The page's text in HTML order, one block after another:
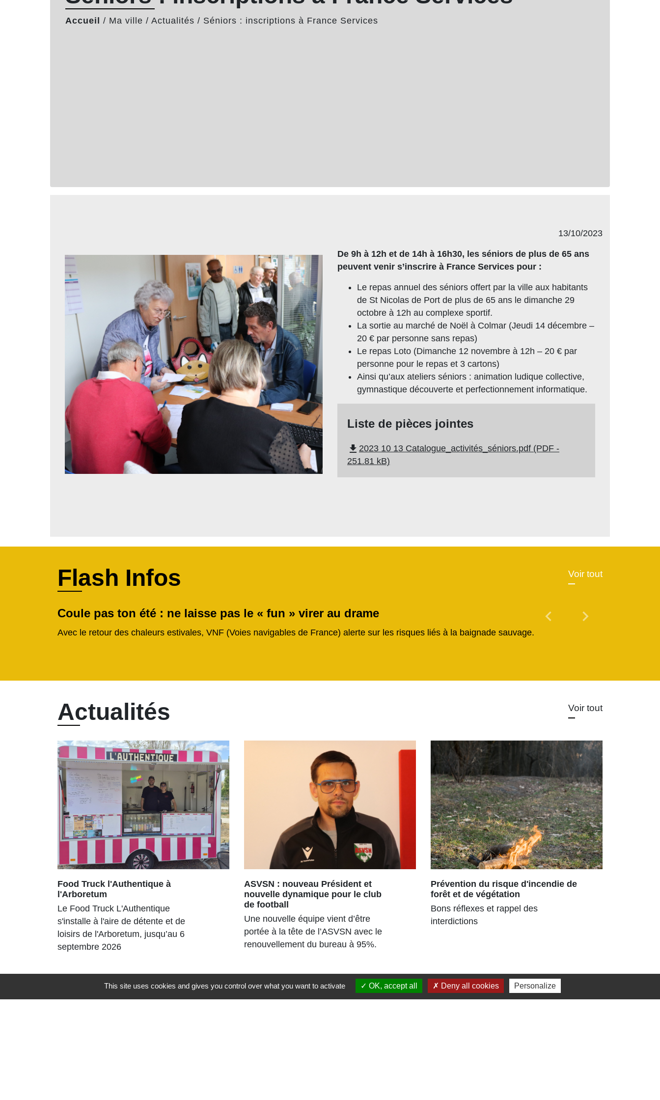
Accueil / Ma ville / Actualités / Séniors : inscriptions à France Services
13/10/2023
De 9h à 12h et de 14h à 16h30, les séniors de plus de 65 ans
peuvent venir s’inscrire à France Services pour :
Le repas annuel des séniors offert par la ville aux habitants
de St Nicolas de Port de plus de 65 ans le dimanche 29
octobre à 12h au complexe sportif.
La sortie au marché de Noël à Colmar (Jeudi 14 décembre –
20 € par personne sans repas)
Le repas Loto (Dimanche 12 novembre à 12h – 20 € par
personne pour le repas et 3 cartons)
Ainsi qu’aux ateliers séniors : animation ludique collective,
gymnastique découverte et perfectionnement informatique.
Liste de pièces jointes
file_download 2023 10 13 Catalogue_activités_séniors.pdf (PDF -
251.81 kB)
Flash Infos Voir tout
Coule pas ton été : ne laisse pas le « fun » virer au drame
Avec le retour des chaleurs estivales, VNF (Voies navigables de France) alerte sur les risques liés à la baignade sauvage.
chevron_left Previous
chevron_right
Actualités Voir tout
Food Truck l'Authentique à
l'Arboretum
Le Food Truck L'Authentique
s'installe à l'aire de détente et de
loisirs de l'Arboretum, jusqu’au 6
septembre 2026
ASVSN : nouveau Président et
nouvelle dynamique pour le club
de football
Une nouvelle équipe vient d’être
portée à la tête de l’ASVSN avec le
renouvellement du bureau à 95%.
Prévention du risque d'incendie de
forêt et de végétation
Bons réflexes et rappel des
interdictions
This site uses cookies and gives you control over what you want to activate OK, accept all Deny all cookies Personalize